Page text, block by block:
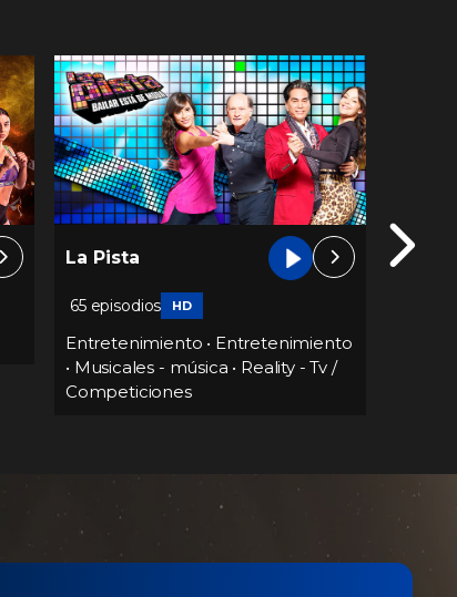
La Pista
65 episodios HD
Entretenimiento • Entretenimiento
• Musicales - música • Reality - Tv /
Competiciones
Show